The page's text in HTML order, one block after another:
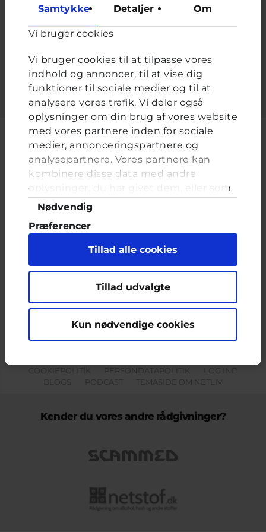
Samtykke Detaljer Om
Vi bruger cookies
Vi bruger cookies til at tilpasse vores
indhold og annoncer, til at vise dig
funktioner til sociale medier og til at
analysere vores trafik. Vi deler også
oplysninger om din brug af vores website
med vores partnere inden for sociale
medier, annonceringspartnere og
analysepartnere. Vores partnere kan
kombinere disse data med andre
oplysninger, du har givet dem, eller som
de har indsamlet fra din brug af deres
tjenester. Du samtykker til vores cookies,
hvis du fortsætter med at anvende vores
hjemmeside.
Samtykkevalg
Nødvendig
Præferencer
Marketing
Tillad alle cookies
Tillad udvalgte
Kun nødvendige cookies
at lytte med - hvad er det?*
Udfyld feltet.
Cyberhus er et klubhus på nettet for dig op til 25 år. Du kan skrive til
tanker i ung-til-ung eller bare hænge ud, og læse med. I Cyberhus
kan du være dig selv, og har du brug for en voksen, vil vi gerne lytte
Indholdet på dette site er udelukkende Cyberhus' ansvar og afspejler
ikke nødvendigvis den Europæiske Unions holdninger.
COOKIEPOLITIK
PERSONDATAPOLITIK
BLOGS
PODCAST TEMASIDE OM NETLIV
Kender du vores andre rådgivninger?